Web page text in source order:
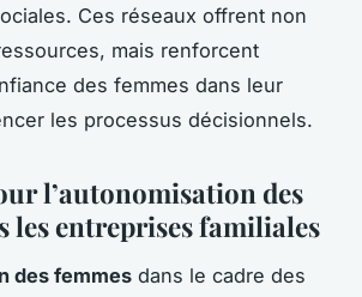
Ces réseaux offrent non
mais renforcent
des femmes dans leur
les processus décisionnels.
l’autonomisation des
les entreprises familiales
des femmes dans le cadre des